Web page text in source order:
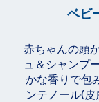
ベビ
赤ちゃんの頭
ュ＆シャンプ
かな香りで包
ンテノール(